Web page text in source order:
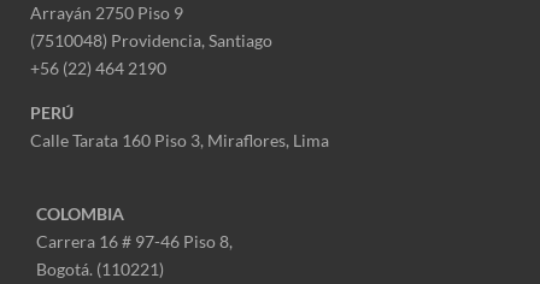
Arrayán 2750 Piso 9
(7510048) Providencia, Santiago
+56 (22) 464 2190
PERÚ
Calle Tarata 160 Piso 3, Miraflores, Lima
COLOMBIA
Carrera 16 # 97-46 Piso 8,
Bogotá. (110221)